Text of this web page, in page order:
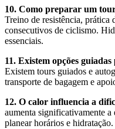
10. Como preparar um
Treino de resistência, prática
consecutivos de ciclismo.
essenciais.
11. Existem opções
Existem tours guiados e
transporte de bagagem e
12. O calor influencia a
aumenta significativamente
planear horários e hidratação.